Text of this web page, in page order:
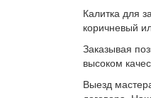
Калитка для
коричневый
Заказывая
высоком
Выезд